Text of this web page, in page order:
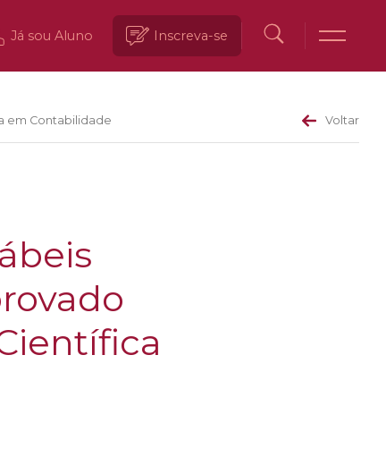
Já sou Aluno Inscreva-se
em Contabilidade Voltar